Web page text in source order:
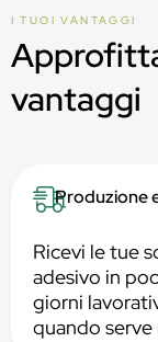
I TUOI VANTAGGI
vantaggi
Produzione
Ricevi le tue
adesivo in
giorni
quando serve